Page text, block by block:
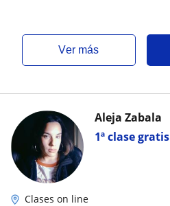
ver más
1ª clase gratis
Aleja Zabala
Clases on line